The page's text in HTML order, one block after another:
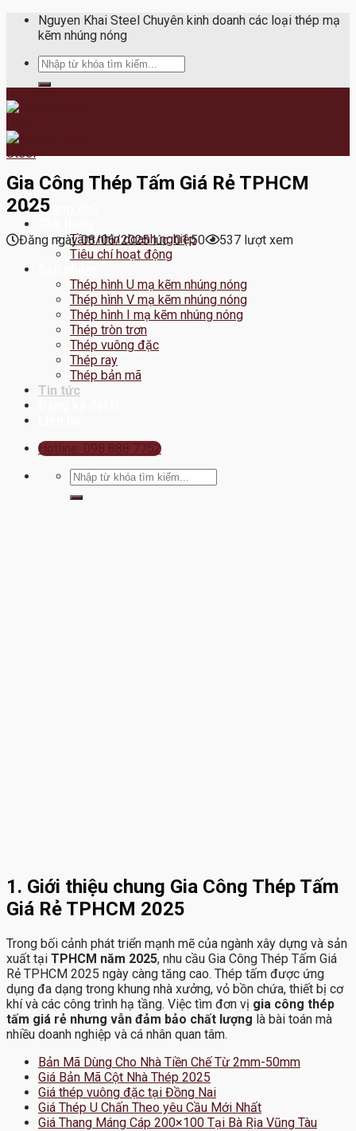
Skip
Nguyen Khai Steel Chuyên kinh doanh các loại thép mạ
kẽm nhúng nóng
Tìm
kiếm:
Trang chủ
Tầm nhìn doanh nghiệp
Tiêu chí hoạt động
Thép hình U mạ kẽm nhúng nóng
Thép hình V mạ kẽm nhúng nóng
Thép hình I mạ kẽm nhúng nóng
Thép tròn trơn
Thép vuông đặc
Thép ray
Thép bản mã
Tin tức
Hotline: 098 888 7752
Tìm
kiếm:
Gia Công Thép Tấm Giá Rẻ TPHCM
2025
Đăng ngày 08/06/2025 lúc: 01:50 537 lượt xem
1. Giới thiệu chung Gia Công Thép Tấm
Giá Rẻ TPHCM 2025
Trong bối cảnh phát triển mạnh mẽ của ngành xây dựng và sản
xuất tại TPHCM năm 2025, nhu cầu Gia Công Thép Tấm Giá
Rẻ TPHCM 2025 ngày càng tăng cao. Thép tấm được ứng
dụng đa dạng trong khung nhà xưởng, vỏ bồn chứa, thiết bị cơ
khí và các công trình hạ tầng. Việc tìm đơn vị gia công thép
tấm giá rẻ nhưng vẫn đảm bảo chất lượng là bài toán mà
nhiều doanh nghiệp và cá nhân quan tâm.
Bản Mã Dùng Cho Nhà Tiền Chế Từ 2mm-50mm
Giá Bản Mã Cột Nhà Thép 2025
Giá thép vuông đặc tại Đồng Nai
Giá Thép U Chấn Theo yêu Cầu Mới Nhất
Giá Thang Máng Cáp 200×100 Tại Bà Rịa Vũng Tàu